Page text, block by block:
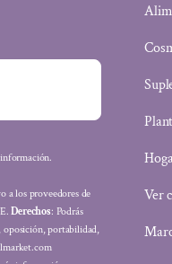
a los proveedores de
Derechos: Podrás
oposición, portabilidad,
Ver